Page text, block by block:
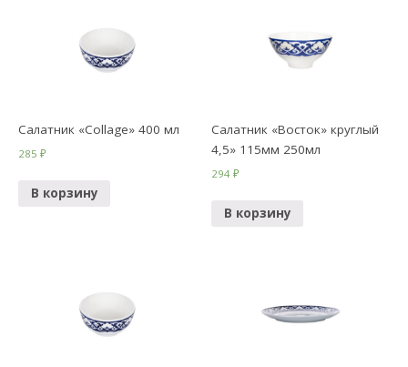
Салатник «Collage» 400 мл
285₽
В корзину
Салатник «Восток» круглый
4,5» 115мм 250мл
294₽
В корзину